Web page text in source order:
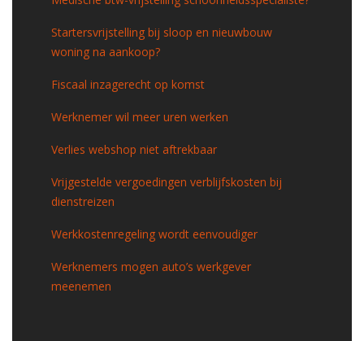
Startersvrijstelling bij sloop en nieuwbouw
woning na aankoop?
Fiscaal inzagerecht op komst
Werknemer wil meer uren werken
Verlies webshop niet aftrekbaar
Vrijgestelde vergoedingen verblijfskosten bij
dienstreizen
Werkkostenregeling wordt eenvoudiger
Werknemers mogen auto’s werkgever
meenemen